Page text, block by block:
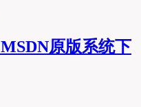
MSDN原版系统下